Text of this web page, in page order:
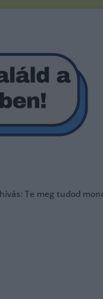
Te meg tudod